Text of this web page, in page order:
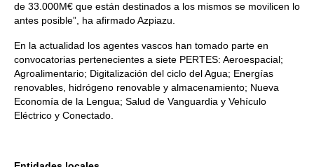
de 33.000M€ que están destinados a los mismos se movilicen lo
antes posible”, ha afirmado Azpiazu.
En la actualidad los agentes vascos han tomado parte en
convocatorias pertenecientes a siete PERTES: Aeroespacial;
Agroalimentario; Digitalización del ciclo del Agua; Energías
renovables, hidrógeno renovable y almacenamiento; Nueva
Economía de la Lengua; Salud de Vanguardia y Vehículo
Eléctrico y Conectado.